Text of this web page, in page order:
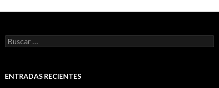
Buscar:
ENTRADAS RECIENTES